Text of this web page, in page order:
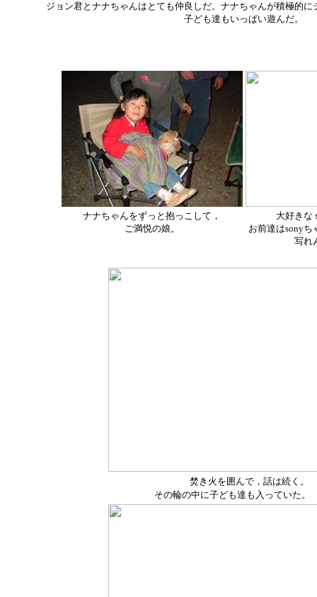
ジョン君とナナちゃんはとても仲良しだ。ナナちゃんが積極的
子ども達もいっぱい遊んだ。
ナナちゃんをずっと抱っこして，
ご満悦の娘。
大好きな
お前達はsonyち
写れ
焚き火を囲んで，話は続く。
その輪の中に子ども達も入っていた。